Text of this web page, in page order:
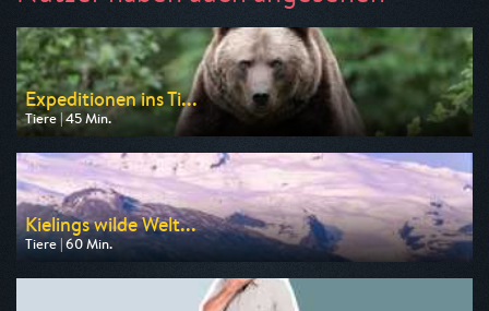
Expeditionen ins Ti...
Tiere | 45 Min.
Ausgestrahlt von NDR
am 12.08.2026, 20:15
Kielings wilde Welt...
Tiere | 60 Min.
am 09.08.2026, 06:15